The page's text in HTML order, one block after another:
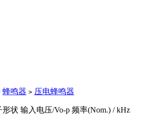
蜂鸣器 > 压电蜂鸣器
形状 输入电压/Vo-p 频率(Nom.) / kHz